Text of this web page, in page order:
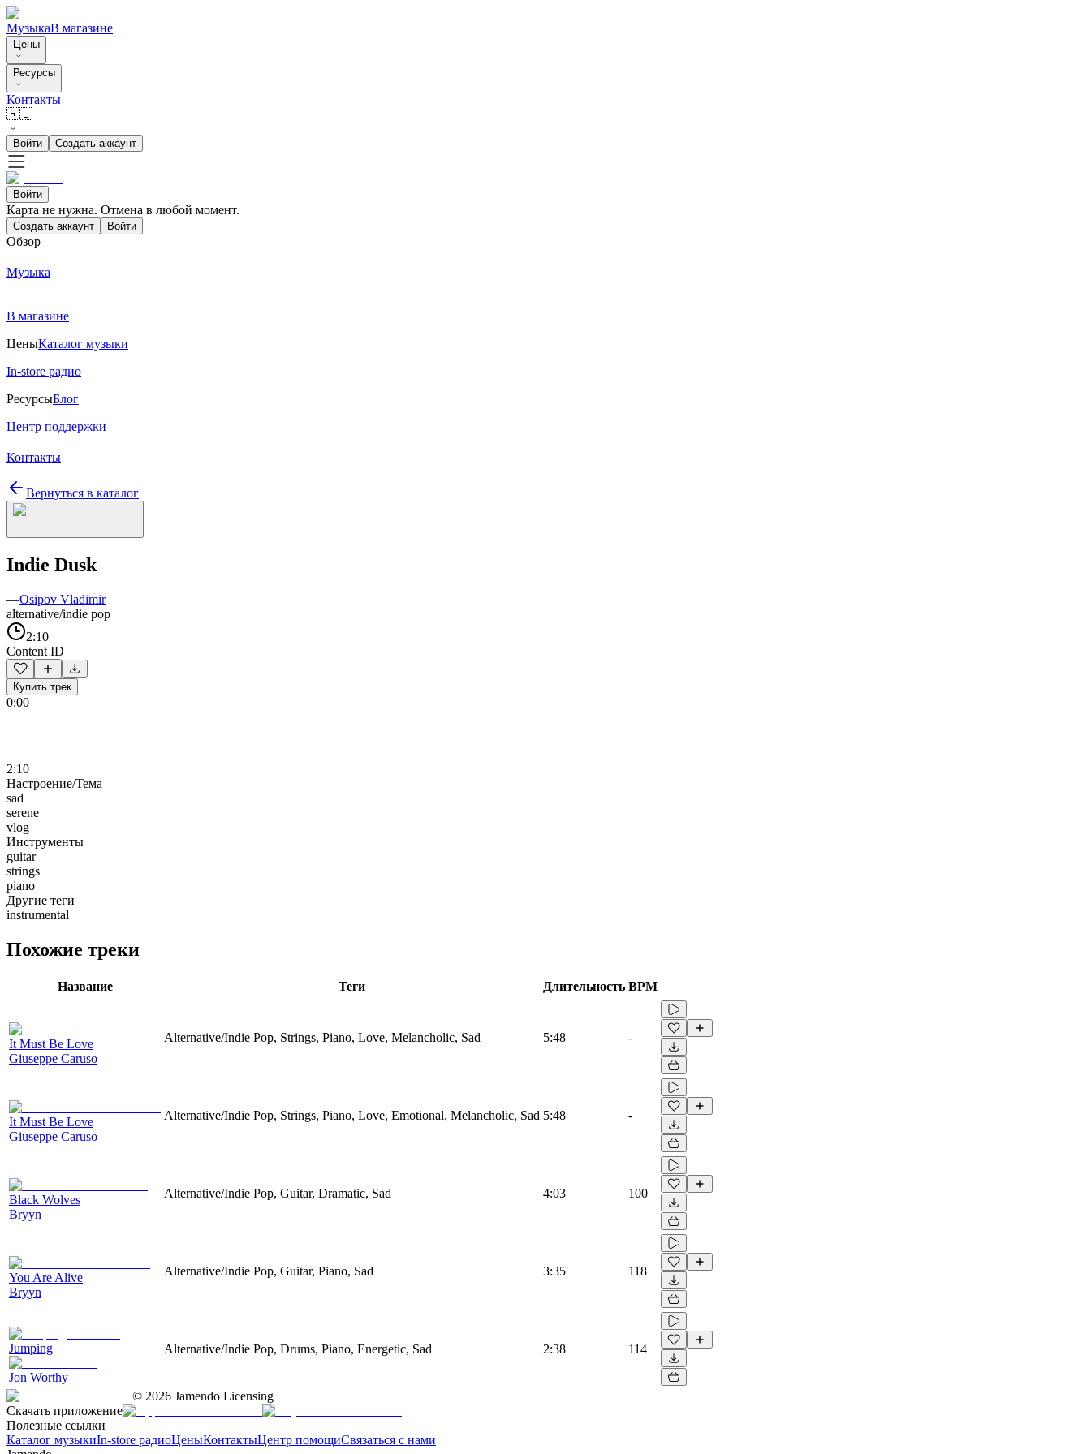
МузыкаВ магазине
Цены
Ресурсы
Контакты
🇷🇺
Войти Создать аккаунт
Войти
Карта не нужна. Отмена в любой момент.
Создать аккаунт Войти
Обзор
Музыка
В магазине
ЦеныКаталог музыки
In-store радио
РесурсыБлог
Центр поддержки
Контакты
Вернуться в каталог
Indie Dusk
—Osipov Vladimir
alternative/indie pop
2:10
Content ID
Купить трек
0:00
2:10
Настроение/Тема
sad
serene
vlog
Инструменты
guitar
strings
piano
Другие теги
instrumental
Похожие треки
Название Теги Длительность BPM
It Must Be Love
Giuseppe Caruso
Alternative/Indie Pop, Strings, Piano, Love, Melancholic, Sad 5:48 -
It Must Be Love
Giuseppe Caruso
Alternative/Indie Pop, Strings, Piano, Love, Emotional, Melancholic, Sad 5:48 -
Black Wolves
Bryyn
Alternative/Indie Pop, Guitar, Dramatic, Sad 4:03 100
You Are Alive
Bryyn
Alternative/Indie Pop, Guitar, Piano, Sad 3:35 118
Jumping
Jon Worthy
Alternative/Indie Pop, Drums, Piano, Energetic, Sad 2:38 114
© 2026 Jamendo Licensing
Скачать приложение
Полезные ссылки
Каталог музыкиIn-store радиоЦеныКонтактыЦентр помощиСвязаться с нами